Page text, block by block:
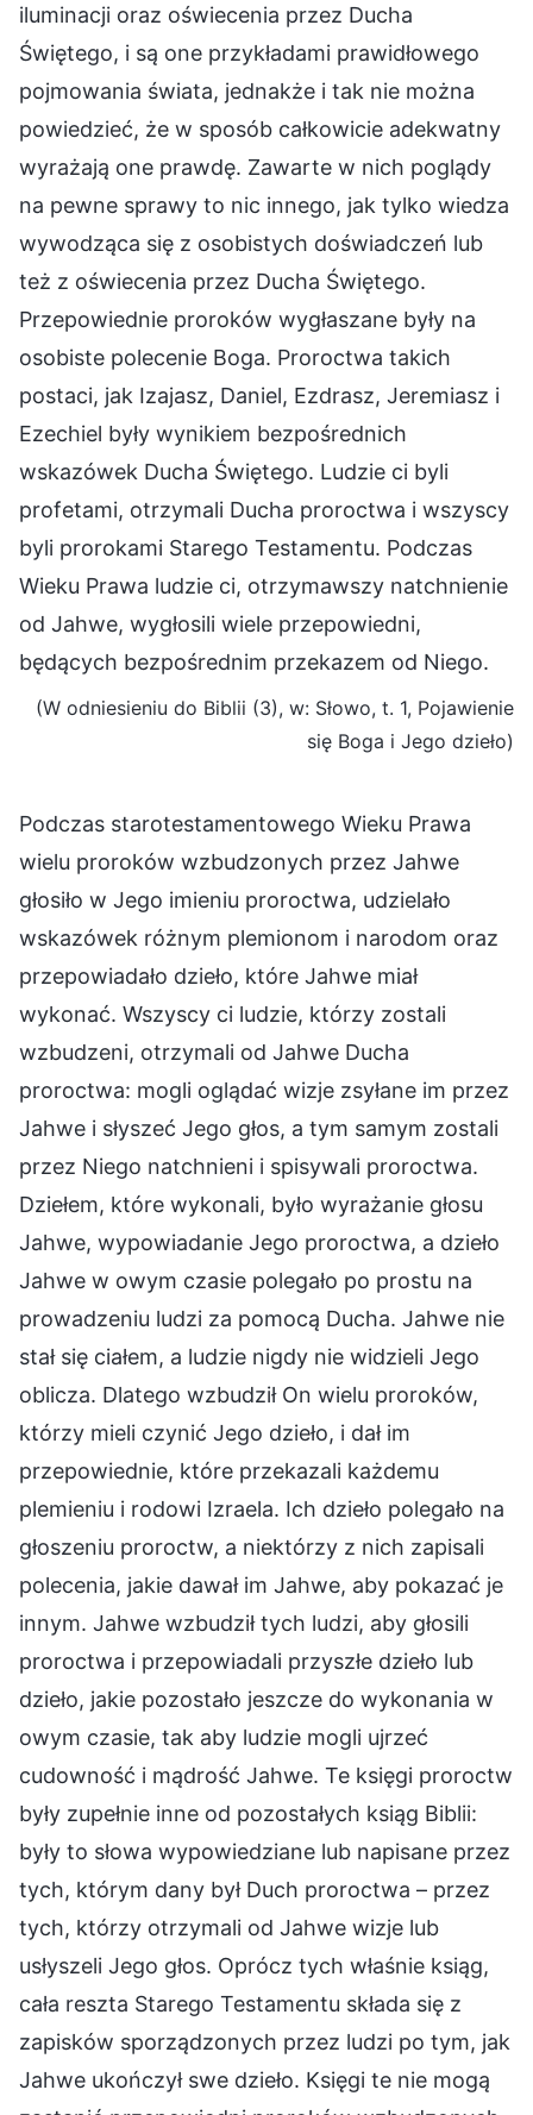
iluminacji oraz oświecenia przez Ducha
Świętego, i są one przykładami prawidłowego
pojmowania świata, jednakże i tak nie można
powiedzieć, że w sposób całkowicie adekwatny
wyrażają one prawdę. Zawarte w nich poglądy
na pewne sprawy to nic innego, jak tylko wiedza
wywodząca się z osobistych doświadczeń lub
też z oświecenia przez Ducha Świętego.
Przepowiednie proroków wygłaszane były na
osobiste polecenie Boga. Proroctwa takich
postaci, jak Izajasz, Daniel, Ezdrasz, Jeremiasz i
Ezechiel były wynikiem bezpośrednich
wskazówek Ducha Świętego. Ludzie ci byli
profetami, otrzymali Ducha proroctwa i wszyscy
byli prorokami Starego Testamentu. Podczas
Wieku Prawa ludzie ci, otrzymawszy natchnienie
od Jahwe, wygłosili wiele przepowiedni,
będących bezpośrednim przekazem od Niego.
(W odniesieniu do Biblii (3), w: Słowo, t. 1, Pojawienie
się Boga i Jego dzieło)
Podczas starotestamentowego Wieku Prawa
wielu proroków wzbudzonych przez Jahwe
głosiło w Jego imieniu proroctwa, udzielało
wskazówek różnym plemionom i narodom oraz
przepowiadało dzieło, które Jahwe miał
wykonać. Wszyscy ci ludzie, którzy zostali
wzbudzeni, otrzymali od Jahwe Ducha
proroctwa: mogli oglądać wizje zsyłane im przez
Jahwe i słyszeć Jego głos, a tym samym zostali
przez Niego natchnieni i spisywali proroctwa.
Dziełem, które wykonali, było wyrażanie głosu
Jahwe, wypowiadanie Jego proroctwa, a dzieło
Jahwe w owym czasie polegało po prostu na
prowadzeniu ludzi za pomocą Ducha. Jahwe nie
stał się ciałem, a ludzie nigdy nie widzieli Jego
oblicza. Dlatego wzbudził On wielu proroków,
którzy mieli czynić Jego dzieło, i dał im
przepowiednie, które przekazali każdemu
plemieniu i rodowi Izraela. Ich dzieło polegało na
głoszeniu proroctw, a niektórzy z nich zapisali
polecenia, jakie dawał im Jahwe, aby pokazać je
innym. Jahwe wzbudził tych ludzi, aby głosili
proroctwa i przepowiadali przyszłe dzieło lub
dzieło, jakie pozostało jeszcze do wykonania w
owym czasie, tak aby ludzie mogli ujrzeć
cudowność i mądrość Jahwe. Te księgi proroctw
były zupełnie inne od pozostałych ksiąg Biblii:
były to słowa wypowiedziane lub napisane przez
tych, którym dany był Duch proroctwa – przez
tych, którzy otrzymali od Jahwe wizje lub
usłyszeli Jego głos. Oprócz tych właśnie ksiąg,
cała reszta Starego Testamentu składa się z
zapisków sporządzonych przez ludzi po tym, jak
Jahwe ukończył swe dzieło. Księgi te nie mogą